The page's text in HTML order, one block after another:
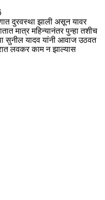
दुरवस्था झाली असून यावर
मात्र महिन्यानंतर पुन्हा तशीच
सुनील यादव यांनी आवाज उठवत
लवकर काम न झाल्यास